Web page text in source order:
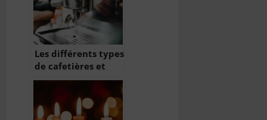
Les différents types
de cafetières et
machines expresso